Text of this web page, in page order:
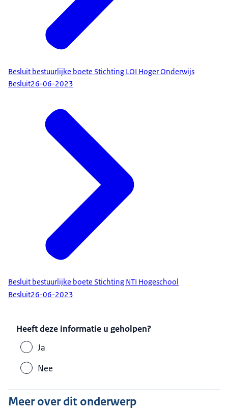
Besluit bestuurlijke boete Stichting LOI Hoger Onderwijs
Besluit26-06-2023
Besluit bestuurlijke boete Stichting NTI Hogeschool
Besluit26-06-2023
Heeft deze informatie u geholpen?
Ja
Nee
Meer over dit onderwerp